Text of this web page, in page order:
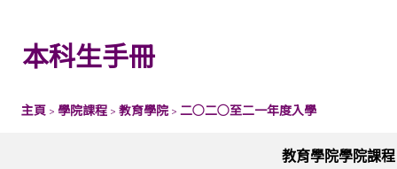
本科生手冊
主頁 > 學院課程 > 教育學院 > 二○二○至二一年度入學